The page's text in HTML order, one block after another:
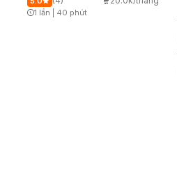
Timer Gray Icon
1 lần 40 phút